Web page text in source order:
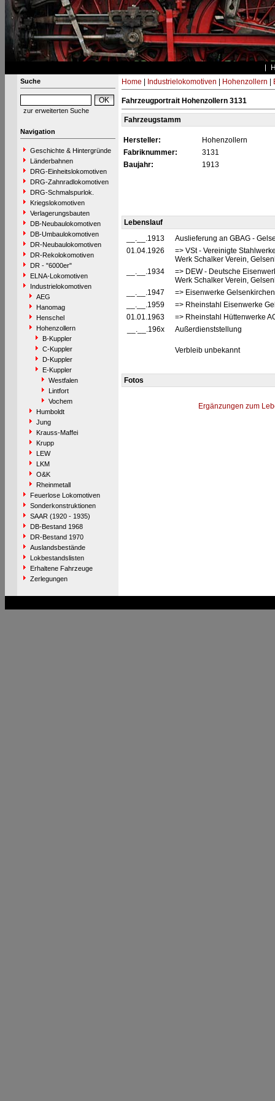
Suche
zur erweiterten Suche
Navigation
Geschichte & Hintergründe
Länderbahnen
DRG-Einheitslokomotiven
DRG-Zahnradlokomotiven
DRG-Schmalspurlok.
Kriegslokomotiven
Verlagerungsbauten
DB-Neubaulokomotiven
DB-Umbaulokomotiven
DR-Neubaulokomotiven
DR-Rekolokomotiven
DR - "6000er"
ELNA-Lokomotiven
Industrielokomotiven
AEG
Hanomag
Henschel
Hohenzollern
B-Kuppler
C-Kuppler
D-Kuppler
E-Kuppler
Westfalen
Lintfort
Vochem
Humboldt
Jung
Krauss-Maffei
Krupp
LEW
LKM
O&K
Rheinmetall
Feuerlose Lokomotiven
Sonderkonstruktionen
SAAR (1920 - 1935)
DB-Bestand 1968
DR-Bestand 1970
Auslandsbestände
Lokbestandslisten
Erhaltene Fahrzeuge
Zerlegungen
Home Industrielokomotiven Hohenzollern
Fahrzeugportrait Hohenzollern 3131
Fahrzeugstamm
Hersteller:
Hohenzollern
Fabriknummer:
3131
Baujahr:
1913
Lebenslauf
__.__.1913
Auslieferung an GBAG -
01.04.1926
=> VSt - Vereinigte
Werk Schalker Verein,
__.__.1934
=> DEW - Deutsche
Werk Schalker Verein,
__.__.1947
=> Eisenwerke
__.__.1959
=> Rheinstahl Eisenwerke
01.01.1963
=> Rheinstahl Hüttenwerke
__.__.196x
Außerdienststellung
Verbleib unbekannt
Fotos
Ergänzungen zum